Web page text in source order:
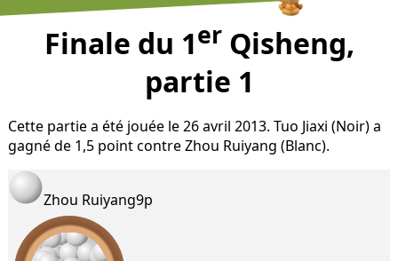
Finale du 1erQisheng,
partie 1
Cette partie a été jouée le 26 avril 2013. Tuo Jiaxi (Noir) a
gagné de 1,5 point contre Zhou Ruiyang (Blanc).
Zhou Ruiyang9p